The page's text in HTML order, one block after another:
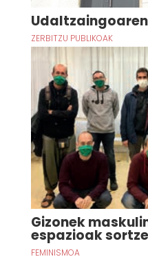
ZERBITZU PUBLIKOAK
Gizonek
espazioak
FEMINISMOA